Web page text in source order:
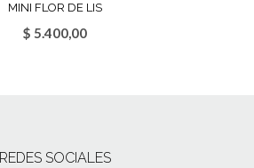
MINI FLOR DE LIS
$ 5.400,00
REDES SOCIALES